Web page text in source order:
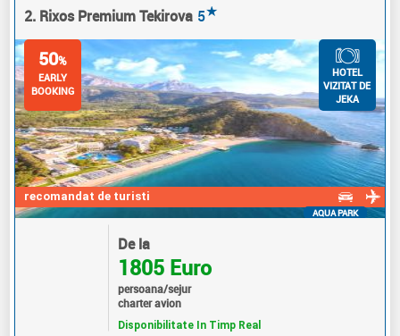
2. Rixos Premium Tekirova 5★
recomandat de turisti
50%
EARLY
BOOKING
HOTEL
VIZITAT DE
JEKA
AQUA PARK
De la
1805 Euro
persoana/sejur
charter avion
Disponibilitate In Timp Real